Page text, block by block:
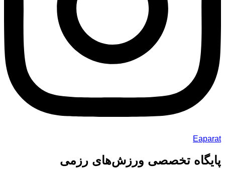
Eaparat
پایگاه تخصصی ورزش‌های رزمی